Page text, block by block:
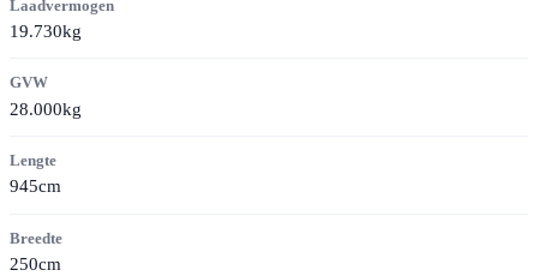
Laadvermogen
19.730kg
GVW
28.000kg
Lengte
945cm
Breedte
250cm